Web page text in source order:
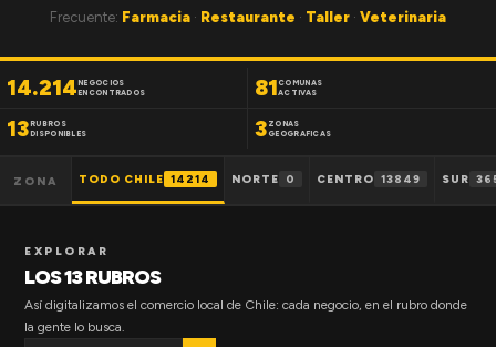
Frecuente: Farmacia · Restaurante · Taller · Veterinaria
14.214NEGOCIOS
ENCONTRADOS
81 COMUNAS
ACTIVAS
13RUBROS
DISPONIBLES
3 ZONAS
GEOGRAFICAS
ZONA TODO CHILE 14214 NORTE 0 CENTRO 13849 SUR
EXPLORAR
LOS 13 RUBROS
Así digitalizamos el comercio local de Chile: cada negocio, en el rubro donde
la gente lo busca.